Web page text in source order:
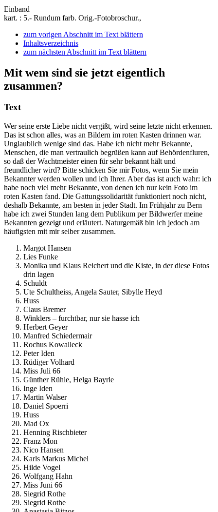
Einband
kart. : 5.- Rundum farb. Orig.-Fotobroschur.,
zum vorigen Abschnitt im Text blättern
Inhaltsverzeichnis
zum nächsten Abschnitt im Text blättern
Mit wem sind sie jetzt eigentlich
zusammen?
Text
Wer seine erste Liebe nicht vergißt, wird seine letzte nicht erkennen.
Das ist schon alles, was an Bildern im roten Kasten drinnen war.
Unglaublich wenige sind das. Habe ich nicht mehr Bekannte,
Menschen, die man vertraulich begrüßen kann auf Behördenfluren,
so daß der Wachtmeister einen für sehr bekannt hält und
freundlicher wird? Bitte schicken Sie mir Fotos, wenn Sie mein
Bekannter werden wollen und ich Ihrer. Aber das ist auch wahr: ich
habe noch viel mehr Bekannte, von denen ich nur kein Foto im
roten Kasten fand. Die Gattungssolidarität funktioniert noch nicht,
deshalb Bekannte, am besten in jeder Stadt. Im Frühjahr zu Bern
habe ich zwei Stunden lang dem Publikum per Bildwerfer meine
Bekannten gezeigt und erläutert. Naturgemäß bin ich jedoch am
häufigsten mit mir selber zusammen.
Margot Hansen
Lies Funke
Monika und Klaus Reichert und die Kiste, in der diese Fotos
drin lagen
Schuldt
Ute Schultheiss, Angela Sauter, Sibylle Heyd
Huss
Claus Bremer
Winklers – furchtbar, nur sie hasse ich
Herbert Geyer
Manfred Schiedermair
Rochus Kowalleck
Peter Iden
Rüdiger Volhard
Miss Juli 66
Günther Rühle, Helga Bayrle
Inge Iden
Martin Walser
Daniel Spoerri
Huss
Mad Ox
Henning Rischbieter
Franz Mon
Nico Hansen
Karls Markus Michel
Hilde Vogel
Wolfgang Hahn
Miss Juni 66
Siegrid Rothe
Siegrid Rothe